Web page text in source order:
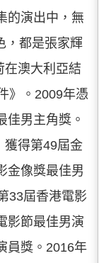
的演出中，無
，都是張家輝
在澳大利亞結
》。2009年憑
佳男主角獎。
獲得第49屆金
金像獎最佳男
33屆香港電影
影節最佳男演
員獎。2016年